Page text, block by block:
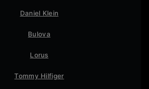
Daniel Klein
Bulova
Lorus
Tommy Hilfiger